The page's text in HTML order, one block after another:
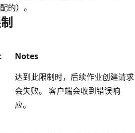
的）。
Notes
达到此限制时，后续作业创建请求
会失败。 客户端会收到错误响
应。